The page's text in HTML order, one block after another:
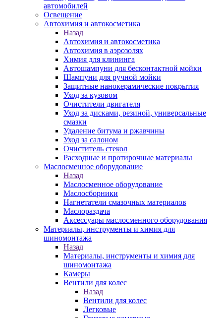
автомобилей
Освещение
Автохимия и автокосметика
Назад
Автохимия и автокосметика
Автохимия в аэрозолях
Химия для клининга
Автошампуни для бесконтактной мойки
Шампуни для ручной мойки
Защитные нанокерамические покрытия
Уход за кузовом
Очистители двигателя
Уход за дисками, резиной, универсальные
смазки
Удаление битума и ржавчины
Уход за салоном
Очиститель стекол
Расходные и протирочные материалы
Маслосменное оборудование
Назад
Маслосменное оборудование
Маслосборники
Нагнетатели смазочных материалов
Маслораздача
Аксессуары маслосменного оборудования
Материалы, инструменты и химия для
шиномонтажа
Назад
Материалы, инструменты и химия для
шиномонтажа
Камеры
Вентили для колес
Назад
Вентили для колес
Легковые